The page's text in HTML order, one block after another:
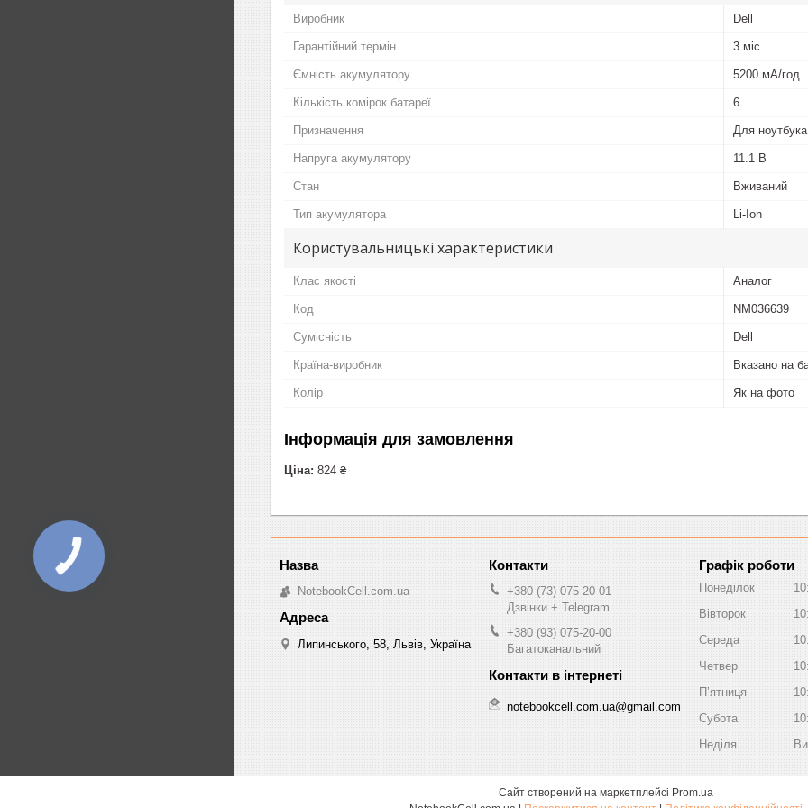
Виробник Dell
Гарантійний термін 3 міс
Ємність акумулятору 5200 мА/год
Кількість комірок батареї 6
Призначення Для ноутбука
Напруга акумулятору 11.1 В
Стан Вживаний
Тип акумулятора Li-Ion
Користувальницькі характеристики
Клас якості Аналог
Код NM036639
Сумісність Dell
Країна-виробник Вказано на
Колір Як на фото
Інформація для замовлення
Ціна: 824 ₴
NotebookCell.com.ua
Липинського, 58, Львів, Україна
+380 (73) 075-20-01
Дзвінки + Telegram
+380 (93) 075-20-00
Багатоканальний
notebookcell.com.ua@gmail.com
Графік роботи
Понеділок
Вівторок
Середа
Четвер
Пʼятниця
Субота
Неділя
Сайт створений на маркетплейсі Prom.ua